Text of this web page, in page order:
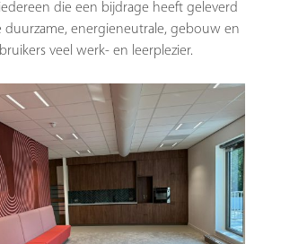
die een bijdrage heeft geleverd
duurzame, energieneutrale, gebouw en
veel werk- en leerplezier.